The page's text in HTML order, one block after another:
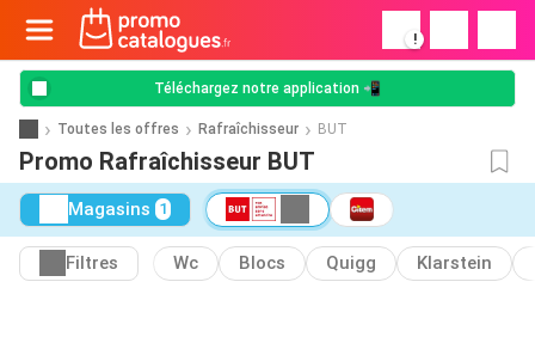
!
Téléchargez notre application 📲
Toutes les offres Rafraîchisseur BUT
Promo Rafraîchisseur BUT
Magasins 1
Filtres Wc Blocs Quigg Klarstein